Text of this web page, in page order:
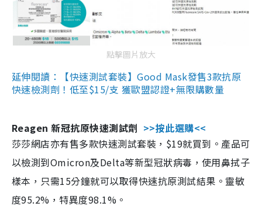
點擊圖片放大
延伸閱讀：【快速測試套裝】Good Mask發售3款抗原
快速檢測劑！低至$15/支 獲歐盟認證+無限購數量
Reagen 新冠抗原快速測試劑 >>按此選購<<
莎莎網店亦有售多款快速測試套裝，$19就買到。產品可
以檢測到Omicron及Delta等新型冠狀病毒，使用鼻拭子
樣本，只需15分鐘就可以取得快速抗原測試結果。靈敏
度95.2%，特異度98.1%。